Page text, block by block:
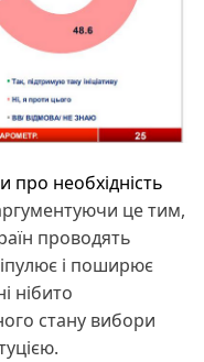
про необхідність
це тим,
проводять
і поширює
нібито
стану вибори